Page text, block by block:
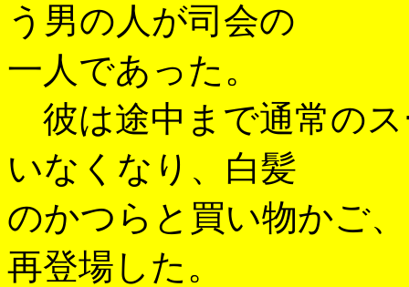
う男の人が司会の
一人であった。
彼は途中まで通常の
いなくなり、白髪
のかつらと買い物かご
再登場した。